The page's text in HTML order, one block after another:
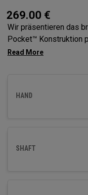
269.00 €
Wir präsentieren das
Pocket™ Konstruktion
Formgebung mit einem
HAND
SHAFT